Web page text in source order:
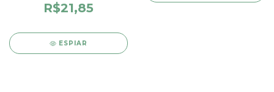
R$21,85
ESPIAR